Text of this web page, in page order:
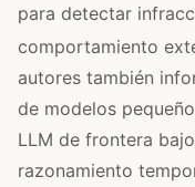
para detectar
comportamiento
autores también
de modelos
LLM de frontera
razonamiento